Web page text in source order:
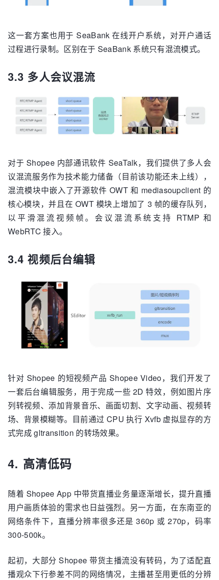
这一套方案也用于 SeaBank 在线开户系统，对开户通话
过程进行录制。区别在于 SeaBank 系统只有混流模式。
3.3 多人会议混流
对于 Shopee 内部通讯软件 SeaTalk，我们提供了多人会
议混流服务作为技术能力储备（目前该功能还未上线），
混流模块中嵌入了开源软件 OWT 和 mediasoupclient 的
核心模块，并且在 OWT 模块上增加了 3 帧的缓存队列，
以平滑混流视频帧。会议混流系统支持 RTMP 和
WebRTC 接入。
3.4 视频后台编辑
针对 Shopee 的短视频产品 Shopee Video，我们开发了
一套后台编辑服务，用于完成一些 2D 特效，例如图片序
列转视频、添加背景音乐、画面切割、文字动画、视频转
场、背景模糊等。目前通过 CPU 执行 Xvfb 虚拟显存的方
式完成 gltransition 的转场效果。
4. 高清低码
随着 Shopee App 中带货直播业务量逐渐增长，提升直播
用户画质体验的需求也日益强烈。另一方面，在东南亚的
网络条件下，直播分辨率很多还是 360p 或 270p，码率
300-500k。
起初，大部分 Shopee 带货主播流没有转码，为了适配直
播观众下行参差不同的网络情况，主播甚至用更低的分辨